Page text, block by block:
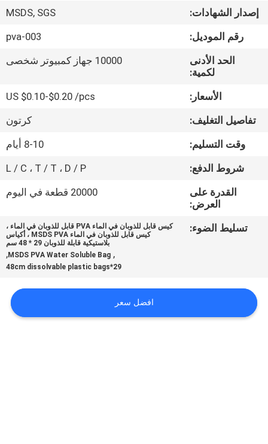
المصنع
مراقبة
الجودة
اطلب
اقتباس
خريطة
الموقع
POLICY
إصدار الشهادات:
MSDS, SGS
رقم الموديل:
pva-003
الحد الأدنى
لكمية:
10000 جهاز كمبيوتر شخصى
الأسعار:
US $0.10-$0.20 /pcs
تفاصيل التغليف:
كرتون
وقت التسليم:
8-10 أيام
شروط الدفع:
L / C ، T / T ، D / P
القدرة على
العرض:
20000 قطعة في اليوم
تسليط الضوء:
كيس قابل للذوبان في الماء PVA قابل للذوبان في الماء ،
كيس قابل للذوبان في الماء MSDS PVA ، أكياس
بلاستيكية قابلة للذوبان 29 * 48 سم
,
MSDS PVA Water Soluble Bag
,
29*48cm dissolvable plastic bags
افضل سعر